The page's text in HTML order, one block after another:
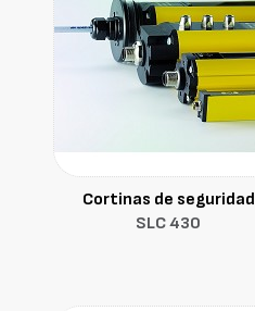
Cortinas de seguridad
SLC 430